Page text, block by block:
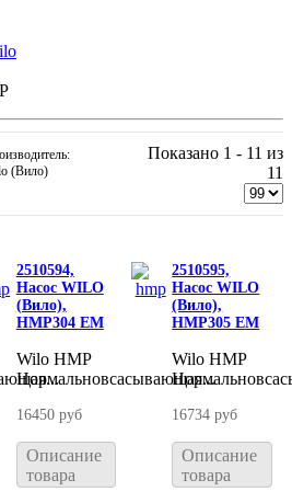
(Вило)
Показано 1 - 11 из
11
2510594,
Насос WILO
(Вило),
HMP304 EM
Wilo HMP
Нормальновсасывающая...
16450 руб
Описание
товара
2510595,
Насос WILO
(Вило),
HMP305 EM
Wilo HMP
16734 руб
Описание
товара